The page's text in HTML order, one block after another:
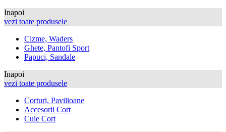
Inapoi
vezi toate produsele
Cizme, Waders
Ghete, Pantofi Sport
Papuci, Sandale
Inapoi
vezi toate produsele
Corturi, Pavilioane
Accesorii Cort
Cuie Cort